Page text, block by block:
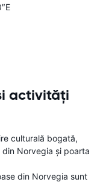
activități
culturală bogată,
Norvegia și poarta
din Norvegia sunt